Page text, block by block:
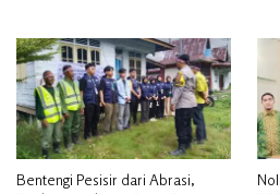
Bentengi Pesisir dari Abrasi,